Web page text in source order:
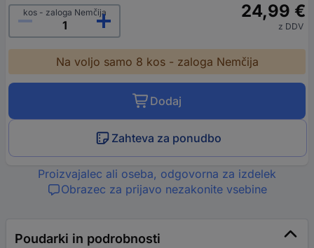
kos - zaloga Nemčija
24,99 €
z DDV
Na voljo samo 8 kos - zaloga Nemčija
Dodaj
Zahteva za ponudbo
Proizvajalec ali oseba, odgovorna za izdelek
Obrazec za prijavo nezakonite vsebine
Poudarki in podrobnosti